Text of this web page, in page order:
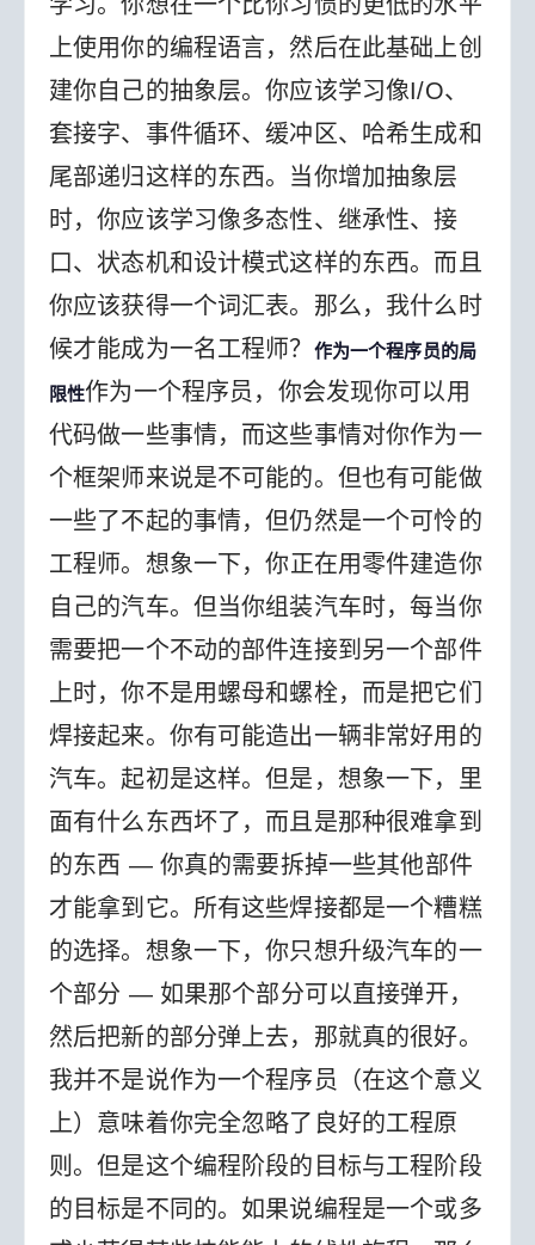
上使用你的编程语言，然后在此基础上创
建你自己的抽象层。你应该学习像I/O、
套接字、事件循环、缓冲区、哈希生成和
尾部递归这样的东西。当你增加抽象层
时，你应该学习像多态性、继承性、接
口、状态机和设计模式这样的东西。而且
你应该获得一个词汇表。 那么，我什么时
候才能成为一名工程师？
作为一个程序员的局
限性作为一个程序员，你会发现你可以用
代码做一些事情，而这些事情对你作为一
个框架师来说是不可能的。但也有可能做
一些了不起的事情，但仍然是一个可怜的
工程师。 想象一下，你正在用零件建造你
自己的汽车。但当你组装汽车时，每当你
需要把一个不动的部件连接到另一个部件
上时，你不是用螺母和螺栓，而是把它们
焊接起来。你有可能造出一辆非常好用的
汽车。起初是这样。但是，想象一下，里
面有什么东西坏了，而且是那种很难拿到
的东西 — 你真的需要拆掉一些其他部件
才能拿到它。所有这些焊接都是一个糟糕
的选择。想象一下，你只想升级汽车的一
个部分 — 如果那个部分可以直接弹开，
然后把新的部分弹上去，那就真的很好。
我并不是说作为一个程序员（在这个意义
上）意味着你完全忽略了良好的工程原
则。但是这个编程阶段的目标与工程阶段
的目标是不同的。如果说编程是一个或多